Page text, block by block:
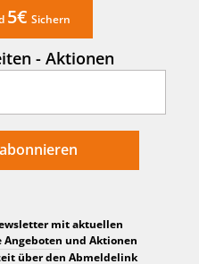
Weiß
Durchmesser: 12,5 cm,
Tiefe: 4 cm
24 Monate
(Garantiebedingungen)
5€ Sichern
- Aktionen
mit aktuellen
und Aktionen
über den Abmeldelink